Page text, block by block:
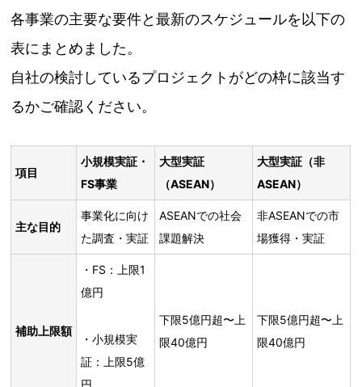
各事業の主要な要件と最新のスケジュールを以下の
表にまとめました。
自社の検討しているプロジェクトがどの枠に該当す
るかご確認ください。
項目
小規模実証・
FS事業
大型実証
（ASEAN）
大型実証（非
ASEAN）
主な目的
事業化に向け
た調査・実証
ASEANでの社会
課題解決
非ASEANでの市
場獲得・実証
補助上限額
・FS：上限1
億円
・小規模実
証：上限5億
円
下限5億円超〜上
限40億円
下限5億円超〜上
限40億円